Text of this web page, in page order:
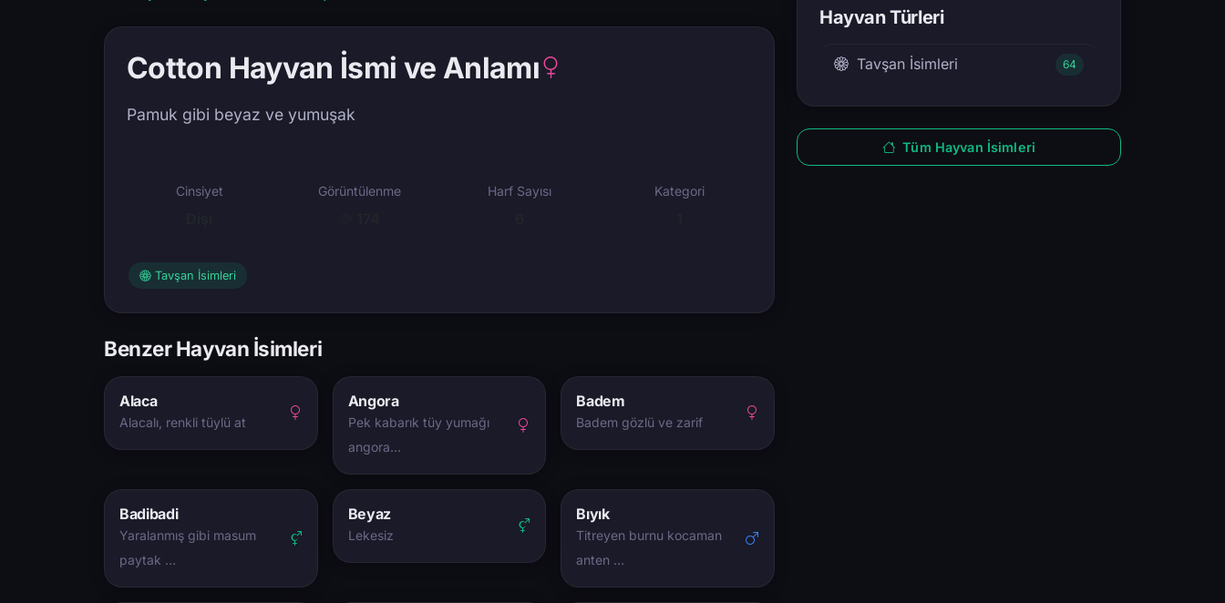
Cotton Hayvan İsmi ve Anlamı
Pamuk gibi beyaz ve yumuşak
Cinsiyet Görüntülenme Harf Sayısı Kategori
Tavşan İsimleri
Benzer Hayvan İsimleri
Alaca
Alacalı, renkli tüylü at
Angora
Pek kabarık tüy yumağı
angora…
Badem
Badem gözlü ve zarif
Badibadi
Yaralanmış gibi masum
paytak …
Beyaz
Lekesiz
Bıyık
Titreyen burnu kocaman
anten …
Hayvan Türleri
Tavşan İsimleri 64
Tüm Hayvan İsimleri